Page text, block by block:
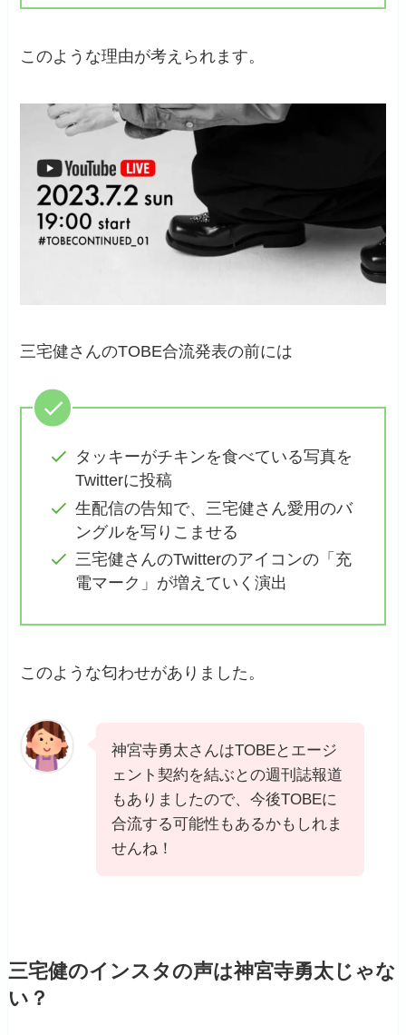
このような理由が考えられます。
三宅健さんのTOBE合流発表の前には
タッキーがチキンを食べている写真を
Twitterに投稿
生配信の告知で、三宅健さん愛用のバ
ングルを写りこませる
三宅健さんのTwitterのアイコンの「充
電マーク」が増えていく演出
このような匂わせがありました。
神宮寺勇太さんはTOBEとエージ
ェント契約を結ぶとの週刊誌報道
もありましたので、今後TOBEに
合流する可能性もあるかもしれま
せんね！
三宅健のインスタの声は神宮寺勇太じゃな
い？